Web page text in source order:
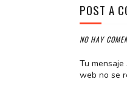
POST A
NO HAY
Tu
web no se